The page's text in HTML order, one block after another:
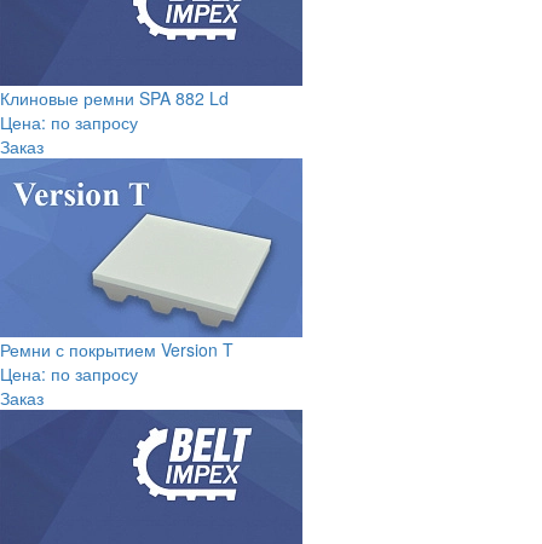
Клиновые ремни SPA 882 Ld
Цена: по запросу
Заказ
Ремни с покрытием Version T
Цена: по запросу
Заказ